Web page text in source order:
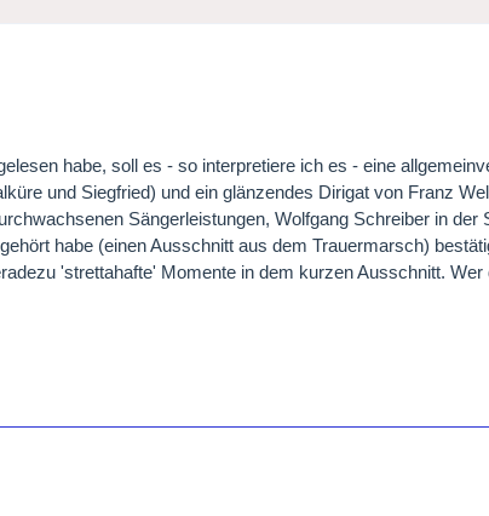
habe, soll es - so interpretiere ich es - eine
und Siegfried) und ein glänzendes Dirigat von Franz
Sängerleistungen, Wolfgang Schreiber in der
habe (einen Ausschnitt aus dem Trauermarsch)
'strettahafte' Momente in dem kurzen Ausschnitt. Wer